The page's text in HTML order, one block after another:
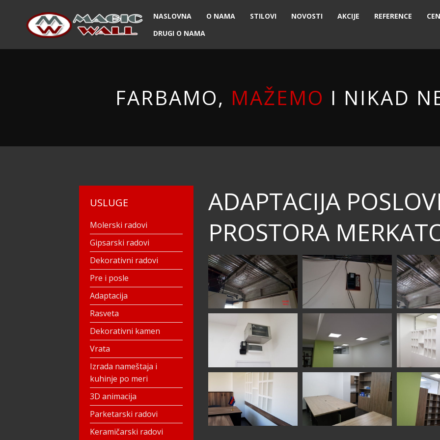
NASLOVNA O NAMA STILOVI NOVOSTI AKCIJE REFERENCE
DRUGI O NAMA
FARBAMO, MAŽEMO I NIKAD
ADAPTACIJA
PROSTORA
USLUGE
Molerski radovi
Gipsarski radovi
Dekorativni radovi
Pre i posle
Adaptacija
Rasveta
Dekorativni kamen
Vrata
Izrada nameštaja i
kuhinje po meri
3D animacija
Parketarski radovi
Keramičarski radovi